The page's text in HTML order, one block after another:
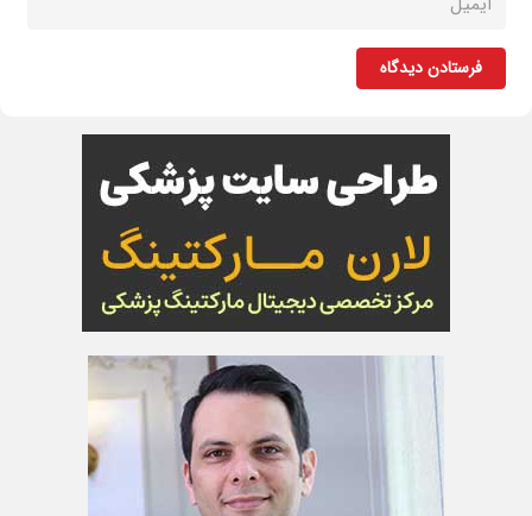
فرستادن دیدگاه